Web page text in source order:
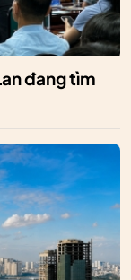
đang tìm